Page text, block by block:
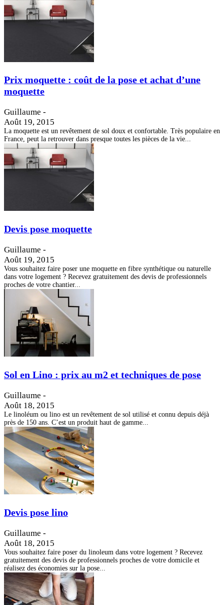
Prix moquette : coût de la pose et achat d’une
moquette
Guillaume -
Août 19, 2015
La moquette est un revêtement de sol doux et confortable. Très populaire en
France, peut la retrouver dans presque toutes les pièces de la vie...
Devis pose moquette
Guillaume -
Août 19, 2015
Vous souhaitez faire poser une moquette en fibre synthétique ou naturelle
dans votre logement ? Recevez gratuitement des devis de professionnels
proches de votre chantier...
Sol en Lino : prix au m2 et techniques de pose
Guillaume -
Août 18, 2015
Le linoléum ou lino est un revêtement de sol utilisé et connu depuis déjà
près de 150 ans. C’est un produit haut de gamme...
Devis pose lino
Guillaume -
Août 18, 2015
Vous souhaitez faire poser du linoleum dans votre logement ? Recevez
gratuitement des devis de professionnels proches de votre domicile et
réalisez des économies sur la pose...